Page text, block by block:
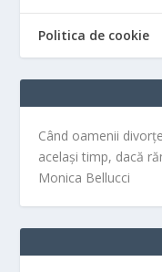
Politica de cookie
Când oamenii
același timp, dacă
Monica Bellucci